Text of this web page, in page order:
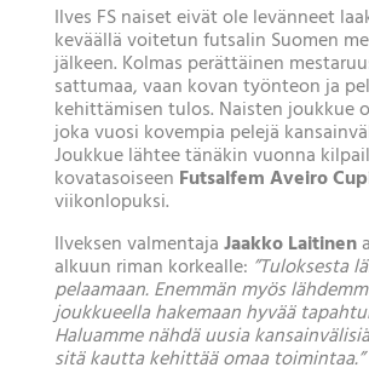
Ilves FS naiset eivät ole levänneet
keväällä voitetun futsalin Suomen
jälkeen. Kolmas perättäinen
sattumaa, vaan kovan työnteon ja
kehittämisen tulos. Naisten joukkue
joka vuosi kovempia pelejä
Joukkue lähtee tänäkin vuonna
kovatasoiseen Futsalfem Aveiro
viikonlopuksi.
Ilveksen valmentajaJaakko Laitinen
alkuun riman korkealle: ”Tuloksesta
pelaamaan. Enemmän myös
joukkueella hakemaan hyvää
Haluamme nähdä uusia
sitä kautta kehittää omaa toimintaa.”